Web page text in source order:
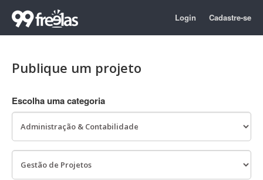
Login Cadastre-se
Publique um projeto
Escolha uma categoria